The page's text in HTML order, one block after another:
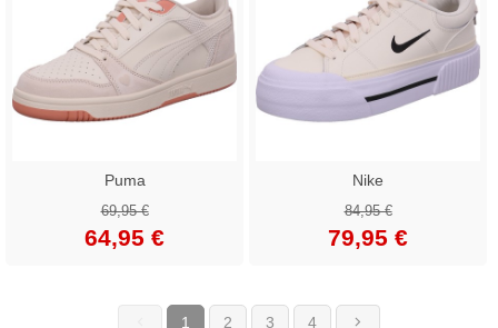
Puma
69,95 €
64,95 €
Nike
84,95 €
79,95 €
1 2 3 4